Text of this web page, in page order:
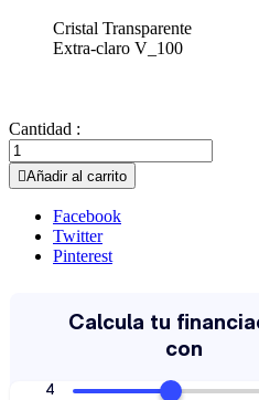
Cristal Transparente
Extra-claro V_100
Cantidad :
Añadir al carrito
Facebook
Twitter
Pinterest